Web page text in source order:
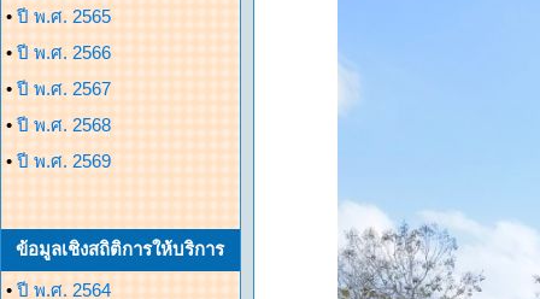
• ปี พ.ศ. 2565
• ปี พ.ศ. 2566
• ปี พ.ศ. 2567
• ปี พ.ศ. 2568
• ปี พ.ศ. 2569
ข้อมูลเชิงสถิติการให้บริการ
• ปี พ.ศ. 2564